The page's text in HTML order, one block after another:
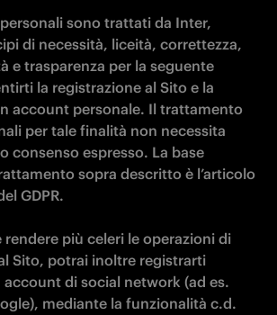
sono trattati da Inter,
di necessità, liceità, correttezza,
e trasparenza per la seguente
la registrazione al Sito e la
account personale. Il trattamento
per tale finalità non necessita
consenso espresso. La base
sopra descritto è l’articolo
GDPR.
rendere più celeri le operazioni di
Sito, potrai inoltre registrarti
di social network (ad es.
mediante la funzionalità c.d.